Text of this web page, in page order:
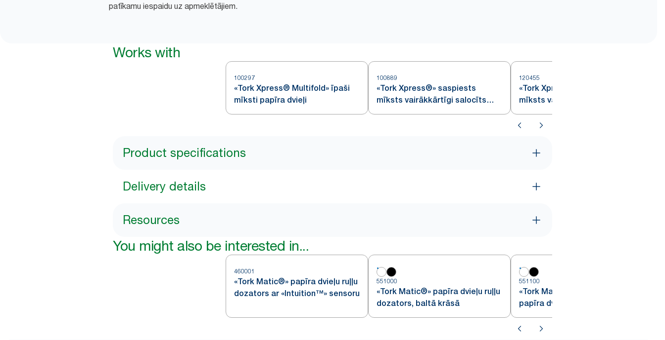
patīkamu iespaidu uz apmeklētājiem.
Works with
100297
«Tork Xpress® Multifold» īpaši
mīksti papīra dvieļi
100889
«Tork Xpress®» saspiests
mīksts vairākkārtīgi salocīts
papīra dvielis
120455
«Tork Xpress®» saspiests
mīksts vairākkārtīgi salocīts
papīra dvielis
Product specifications
Delivery details
Resources
You might also be interested in...
460001
«Tork Matic®» papīra dvieļu ruļļu
dozators ar «Intuition™» sensoru
551000
«Tork Matic®» papīra dvieļu ruļļu
dozators, baltā krāsā
551100
«Tork Matic®» automātiskais
papīra dvieļu ruļļu dozators
baltā krāsā H1